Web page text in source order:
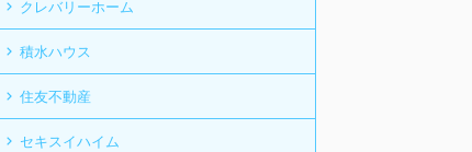
クレバリーホーム
積水ハウス
住友不動産
セキスイハイム